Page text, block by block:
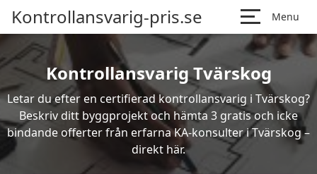
Kontrollansvarig-pris.se Menu
Kontrollansvarig Tvärskog
Letar du efter en certifierad kontrollansvarig i Tvärskog?
Beskriv ditt byggprojekt och hämta 3 gratis och icke
bindande offerter från erfarna KA-konsulter i Tvärskog –
direkt här.